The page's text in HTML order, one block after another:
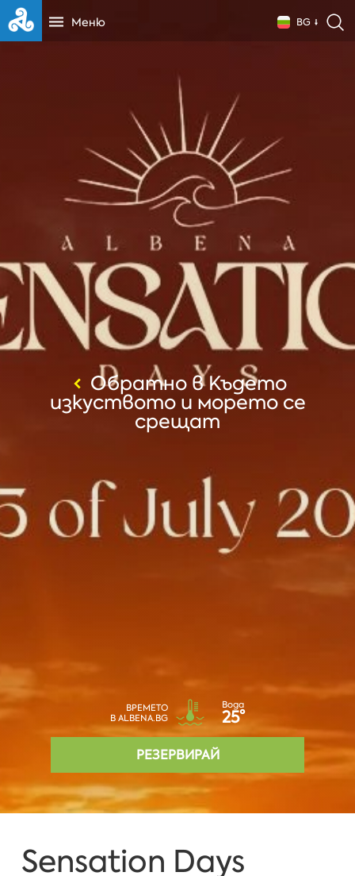
Меню BG
Обратно в Където
изкуството и морето се
срещат
ВРЕМЕТО
В ALBENA.BG
Вода
25°
РЕЗЕРВИРАЙ
Sensation Days